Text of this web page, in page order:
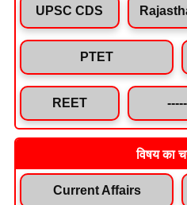
UPSC CDS
PTET
REET -----
विषय का
Current Affairs